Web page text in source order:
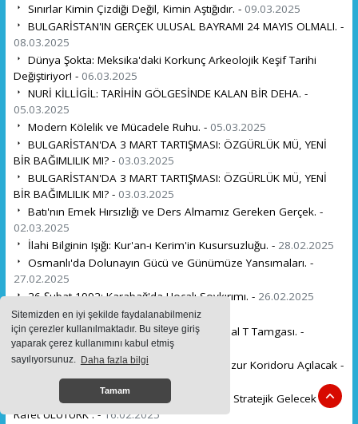
Sitemizden en iyi şekilde faydalanabilmeniz
için çerezler kullanılmaktadır. Bu siteye giriş
yaparak çerez kullanımını kabul etmiş
sayılıyorsunuz. Daha fazla bilgi
Tamam
Sınırlar Kimin Çizdiği Değil, Kimin Aştığıdır. - 09.03.2025
BULGARİSTAN'IN GERÇEK ULUSAL BAYRAMI 24 MAYIS OLMALI. -
08.03.2025
Dünya Şokta: Meksika'daki Korkunç Arkeolojik Keşif Tarihi
Değiştiriyor! - 06.03.2025
NURİ KİLLİGİL: TARİHİN GÖLGESİNDE KALAN BİR DEHA. -
05.03.2025
Modern Kölelik ve Mücadele Ruhu. - 05.03.2025
BULGARİSTAN'DA 3 MART TARTIŞMASI: ÖZGÜRLÜK MÜ, YENİ
BİR BAĞIMLILIK MI? - 03.03.2025
BULGARİSTAN'DA 3 MART TARTIŞMASI: ÖZGÜRLÜK MÜ, YENİ
BİR BAĞIMLILIK MI? - 03.03.2025
Batı'nın Emek Hırsızlığı ve Ders Almamız Gereken Gerçek. -
02.03.2025
İlahi Bilginin Işığı: Kur'an-ı Kerim'in Kusursuzluğu. - 28.02.2025
Osmanlı'da Dolunayın Gücü ve Günümüze Yansımaları. -
27.02.2025
26 Şubat 1992: Karabağ'da Hocalı Soykırımı. - 26.02.2025
Sevakin Adasında Türkler -23.02.2025
Kıtalararası Bağların Kadim Şifreleri: Kutsal T Tamgası. -
20.02.2025
İran'ın Absürt İddialarına Rağmen Zengezur Koridoru Açılacak -
17.02.2025
Avrupa'nın Türkiye'ye Olan Bağımlılığı ve Stratejik Gelecek
Rafet ULUTÜRK . -16.02.2025